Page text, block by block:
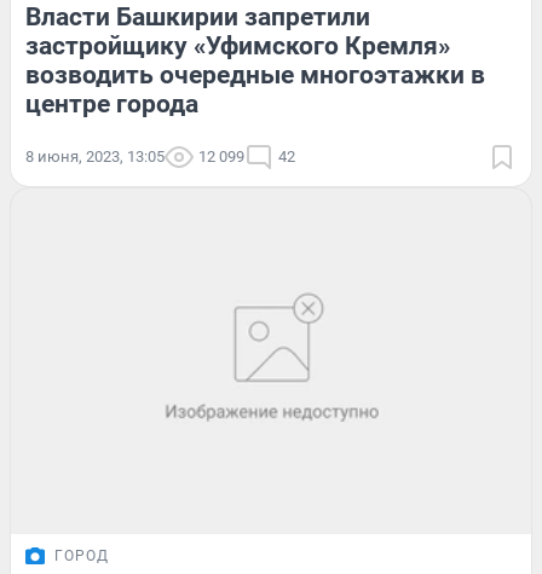
Власти Башкирии запретили
застройщику «Уфимского Кремля»
возводить очередные многоэтажки в
центре города
8 июня, 2023, 13:05 12 099 42
ГОРОД